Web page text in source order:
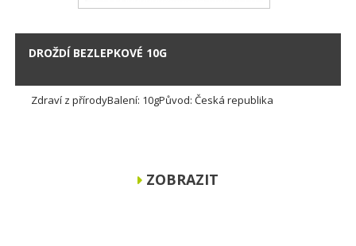
DROŽDÍ BEZLEPKOVÉ 10G
Zdraví z přírodyBalení: 10gPůvod: Česká republika
ZOBRAZIT